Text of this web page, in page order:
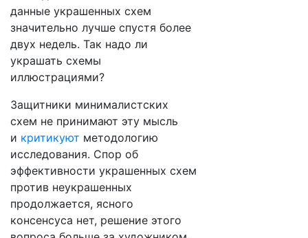
данные украшенных схем
значительно лучше спустя более
двух недель. Так надо ли
украшать схемы
иллюстрациями?
Защитники минималистских
схем не принимают эту мысль
и критикуют методологию
исследования. Спор об
эффективности украшенных схем
против неукрашенных
продолжается, ясного
консенсуса нет, решение этого